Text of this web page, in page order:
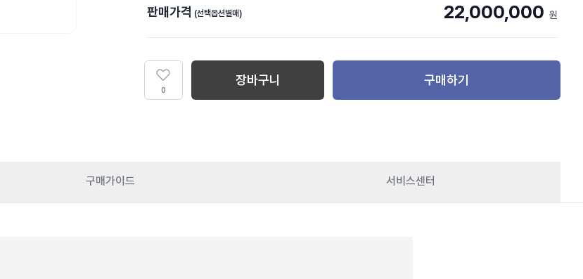
판매가격 (선택옵션별매) 22,000,000 원
0
장바구니 구매하기
구매가이드 서비스센터